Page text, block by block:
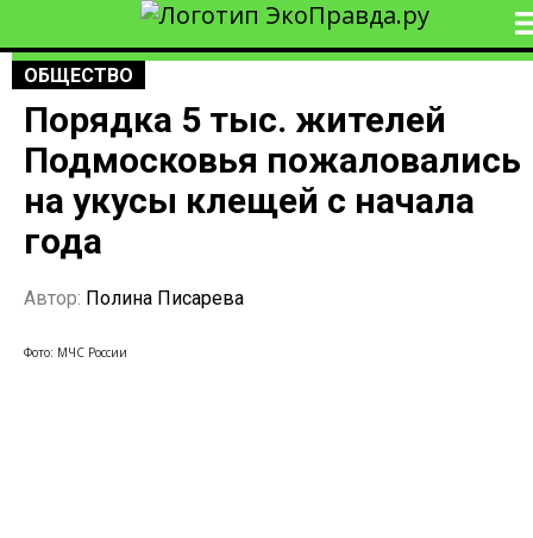
ОБЩЕСТВО
Порядка 5 тыс. жителей
Подмосковья пожаловались
на укусы клещей с начала
года
Автор: Полина Писарева
Фото: МЧС России